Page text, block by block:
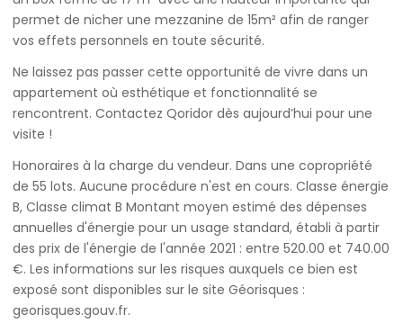
permet de nicher une mezzanine de 15m² afin de ranger
vos effets personnels en toute sécurité.
Ne laissez pas passer cette opportunité de vivre dans un
appartement où esthétique et fonctionnalité se
rencontrent. Contactez Qoridor dès aujourd’hui pour une
visite !
Honoraires à la charge du vendeur. Dans une copropriété
de 55 lots. Aucune procédure n'est en cours. Classe énergie
B, Classe climat B Montant moyen estimé des dépenses
annuelles d'énergie pour un usage standard, établi à partir
des prix de l'énergie de l'année 2021 : entre 520.00 et 740.00
€. Les informations sur les risques auxquels ce bien est
exposé sont disponibles sur le site Géorisques :
georisques.gouv.fr.